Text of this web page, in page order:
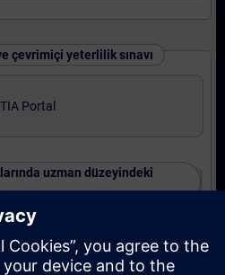
çevrimiçi yeterlilik sınavı
Portal
uzman düzeyindeki
Program 3